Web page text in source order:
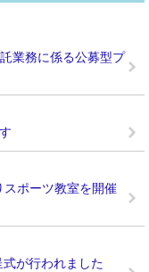
業務に係る公募型プ
ポーツ教室を開催
が行われました